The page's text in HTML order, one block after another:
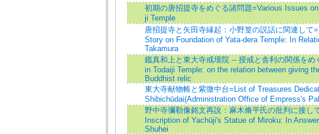
初期の唐招提寺をめぐる諸問題=Various Issues
ji Temple
唐招提寺と矢田寺縁起：小野篁の説話に関連して
Story on Foundation of Yata-dera Temple: In
Takamura
鑑真和上と東大寺戒壇院 -- 授戒と舎利の関係をめ
in Todaiji Temple: on the relation between giving
Buddhist relic
東大寺献物帳と紫微中台=List of Treasures
Shibichūdai(Administration Office of Empress's
野中寺彌勒像銘文再說：麻木脩平氏の批判に接し
Inscription of Yachūji's Statue of Miroku: In
Shuhei